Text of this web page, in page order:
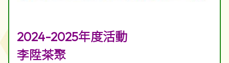
2024-2025年度活動
李陞茶聚